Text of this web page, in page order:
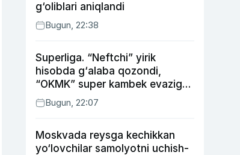
g‘oliblari aniqlandi
Bugun, 22:38
Superliga. “Neftchi” yirik
hisobda g‘alaba qozondi,
“OKMK” super kambek evaziga
“Bunyodkor”dan ustun keldi,
“Nasaf” durang qayd etdi
Bugun, 22:07
Moskvada reysga kechikkan
yo‘lovchilar samolyotni uchish-